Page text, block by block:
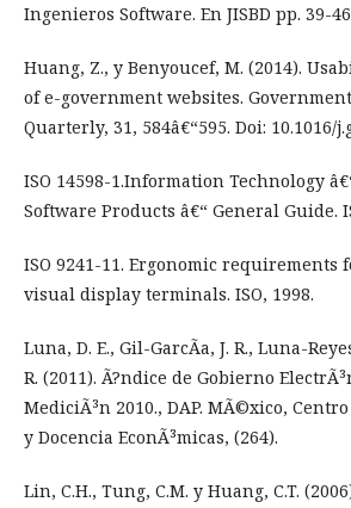
Ingenieros Software. En JISBD pp. 39-
Huang, Z., y Benyoucef, M. (2014).
of e-government websites.
Quarterly, 31, 584â€“595. Doi: 10.1016/
ISO 14598-1.Information Technology
Software Products â€“ General Guide.
ISO 9241-11. Ergonomic
visual display terminals. ISO, 1998.
Luna, D. E., Gil-GarcÃ­a, J. R., Luna-
R. (2011). Ã?ndice de Gobierno
MediciÃ³n 2010., DAP. MÃ©xico,
y Docencia EconÃ³micas, (264).
Lin, C.H., Tung, C.M. y Huang, C.T.